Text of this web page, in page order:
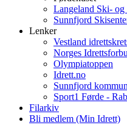
Langeland Ski- og
Sunnfjord
Lenker
Vestland
Norges
Olympiatoppen
Idrett.no
Sunnfjord
Sport1 Førde -
Filarkiv
Bli medlem (Min Idrett)